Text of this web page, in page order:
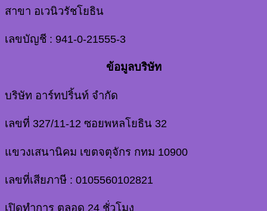
สาขา อเวนิวรัชโยธิน
เลขบัญชี : 941-0-21555-3
ข้อมูลบริษัท
บริษัท อาร์ทปริ้นท์ จำกัด
เลขที่ 327/11-12 ซอยพหลโยธิน 32
แขวงเสนานิคม เขตจตุจักร กทม 10900
เลขที่เสียภาษี : 0105560102821
เปิดทำการ ตลอด 24 ชั่วโมง